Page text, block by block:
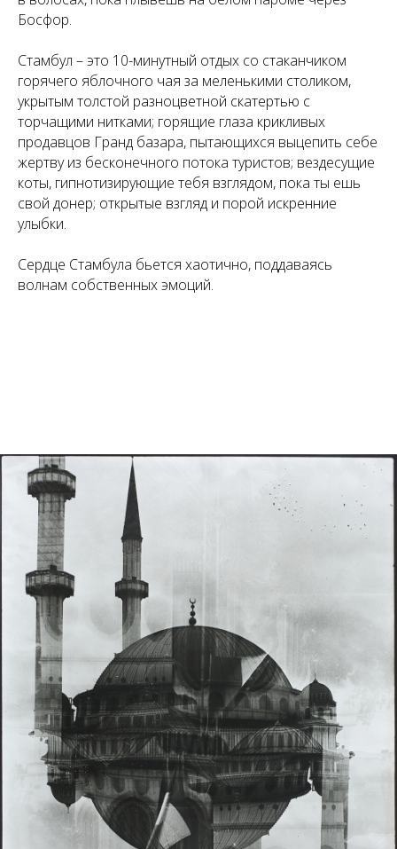
Босфор.
Стамбул – это 10-минутный отдых со стаканчиком
горячего яблочного чая за меленькими столиком,
укрытым толстой разноцветной скатертью с
торчащими нитками; горящие глаза крикливых
продавцов Гранд базара, пытающихся выцепить себе
жертву из бесконечного потока туристов; вездесущие
коты, гипнотизирующие тебя взглядом, пока ты ешь
свой донер; открытые взгляд и порой искренние
улыбки.
Сердце Стамбула бьется хаотично, поддаваясь
волнам собственных эмоций.